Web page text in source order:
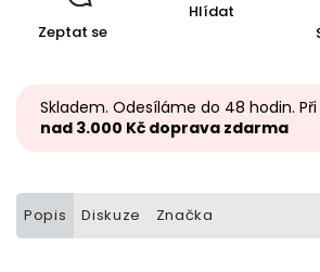
Zeptat se
Hlídat
Skladem. Odesíláme do 48 hodin.
nad 3.000 Kč doprava zdarma
Popis Diskuze Značka